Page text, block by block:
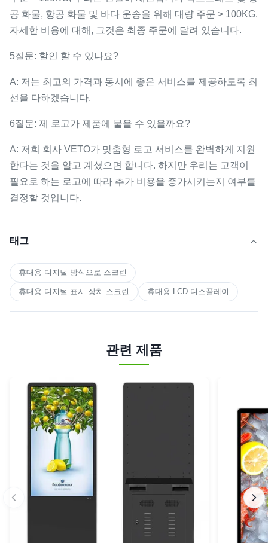
공 화물, 항공 화물 및 바다 운송을 위해 대량 주문 > 100KG.
자세한 비용에 대해, 그것은 최종 주문에 달려 있습니다.
5질문: 할인 할 수 있나요?
A: 저는 최고의 가격과 동시에 좋은 서비스를 제공하도록 최
선을 다하겠습니다.
6질문: 제 로고가 제품에 붙을 수 있을까요?
A: 저희 회사 VETO가 맞춤형 로고 서비스를 완벽하게 지원
한다는 것을 알고 계셨으면 합니다. 하지만 우리는 고객이
필요로 하는 로고에 따라 추가 비용을 증가시키는지 여부를
결정할 것입니다.
태그
휴대용 디지털 방식으로 스크린
휴대용 디지털 표시 장치 스크린 휴대용 LCD 디스플레이
관련 제품